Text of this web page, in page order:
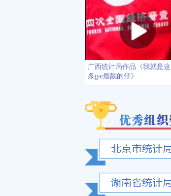
广西统计局作品《我就是这
条gai最靓的仔》